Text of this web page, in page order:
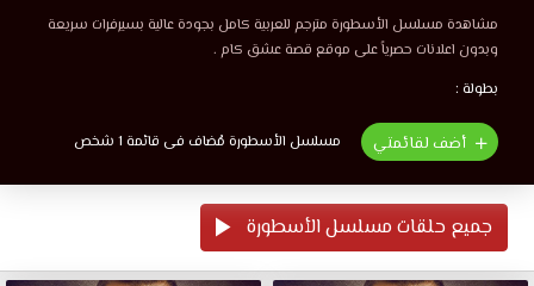
مشاهدة مسلسل الأسطورة مترجم للعربية كامل بجودة عالية بسيرفرات سريعة
وبدون اعلانات حصرياً على موقع قصة عشق كام .
بطولة :
أضف لقائمتي مسلسل الأسطورة مُضاف فى قائمة 1 شخص
جميع حلقات مسلسل الأسطورة